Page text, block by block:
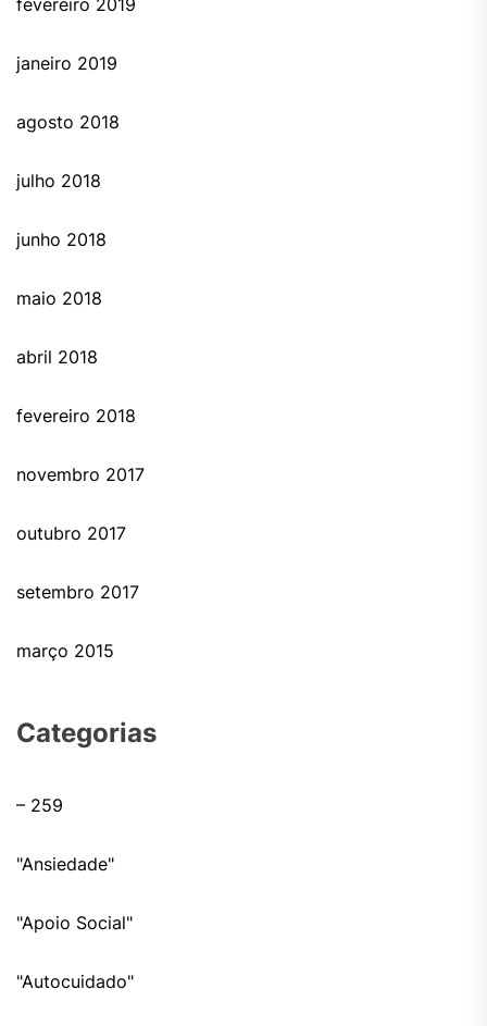
janeiro 2019
agosto 2018
julho 2018
junho 2018
maio 2018
abril 2018
fevereiro 2018
novembro 2017
outubro 2017
setembro 2017
março 2015
Categorias
– 259
"Ansiedade"
"Apoio Social"
"Autocuidado"